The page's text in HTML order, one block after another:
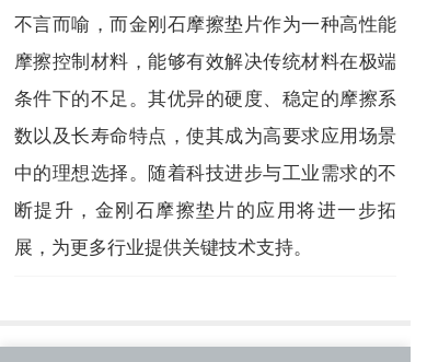
不言而喻，而金刚石摩擦垫片作为一种高性能
摩擦控制材料，能够有效解决传统材料在极端
条件下的不足。其优异的硬度、稳定的摩擦系
数以及长寿命特点，使其成为高要求应用场景
中的理想选择。随着科技进步与工业需求的不
断提升，金刚石摩擦垫片的应用将进一步拓
展，为更多行业提供关键技术支持。